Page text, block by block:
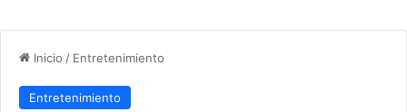
Inicio / Entretenimiento
Entretenimiento